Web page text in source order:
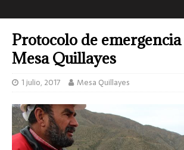
Protocolo de
Mesa Quillayes
1 julio, 2017 Mesa Quillayes